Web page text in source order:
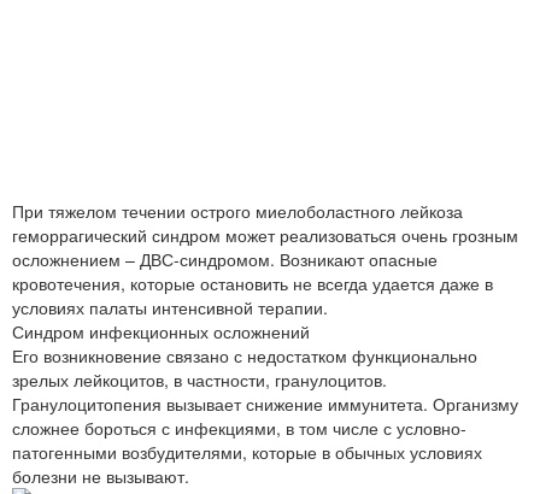
При тяжелом течении острого миелоболастного лейкоза
геморрагический синдром может реализоваться очень грозным
осложнением – ДВС-синдромом. Возникают опасные
кровотечения, которые остановить не всегда удается даже в
условиях палаты интенсивной терапии.
Синдром инфекционных осложнений
Его возникновение связано с недостатком функционально
зрелых лейкоцитов, в частности, гранулоцитов.
Гранулоцитопения вызывает снижение иммунитета. Организму
сложнее бороться с инфекциями, в том числе с условно-
патогенными возбудителями, которые в обычных условиях
болезни не вызывают.